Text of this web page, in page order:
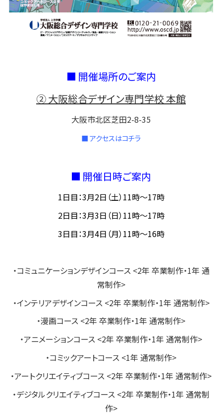
■ 開催場所のご案内
② 大阪総合デザイン専門学校 本館
大阪市北区芝田2-8-35
■ アクセスはコチラ
■ 開催日時ご案内
1日目：3月2日（土）11時～17時
2日目：3月3日（日）11時～17時
3日目：3月4日（月）11時～16時
・コミュニケーションデザインコース <2年 卒業制作・1年 通
常制作>
・インテリアデザインコース <2年 卒業制作・1年 通常制作>
・漫画コース <2年 卒業制作・1年 通常制作>
・アニメーションコース <2年 卒業制作・1年 通常制作>
・コミックアートコース <1年 通常制作>
・アートクリエイティブコース <2年 卒業制作・1年 通常制作>
・デジタルクリエイティブコース <2年 卒業制作・1年 通常制
作>